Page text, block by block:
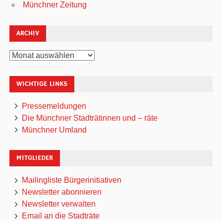
Münchner Zeitung
ARCHIV
Archiv
WICHTIGE LINKS
Pressemeldungen
Die Münchner Stadträtinnen und – räte
Münchner Umland
MITGLIEDER
Mailingliste Bürgerinitiativen
Newsletter abonnieren
Newsletter verwalten
Email an die Stadträte